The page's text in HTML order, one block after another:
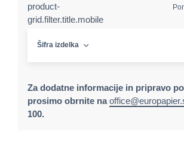
product-
grid.filter.title.mobile
Šifra izdelka
Za dodatne informacije in pripravo
prosimo obrnite na
100.